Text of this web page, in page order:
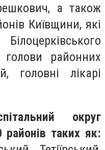
а також
Київщини, які
голови районних
головні лікарі
округ
районів таких як: